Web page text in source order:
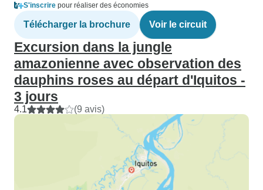
S'inscrire pour réaliser des économies
Télécharger la brochure Voir le circuit
Excursion dans la jungle
amazonienne avec observation des
dauphins roses au départ d'Iquitos -
3 jours
4.1 (9 avis)